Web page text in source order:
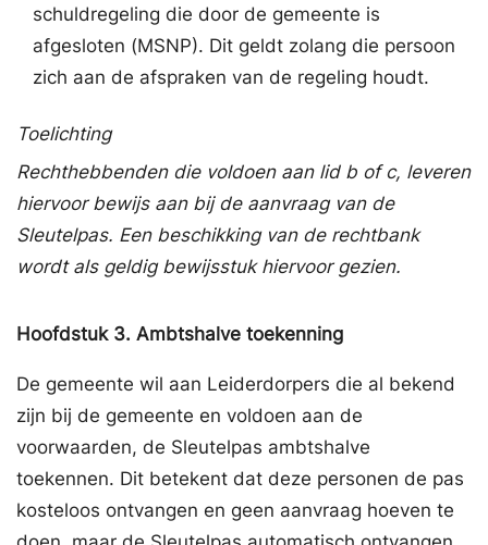
schuldregeling die door de gemeente is
afgesloten (MSNP). Dit geldt zolang die persoon
zich aan de afspraken van de regeling houdt.
Toelichting
Rechthebbenden die voldoen aan lid b of c, leveren
hiervoor bewijs aan bij de aanvraag van de
Sleutelpas. Een beschikking van de rechtbank
wordt als geldig bewijsstuk hiervoor gezien.
Hoofdstuk 3. Ambtshalve toekenning
De gemeente wil aan Leiderdorpers die al bekend
zijn bij de gemeente en voldoen aan de
voorwaarden, de Sleutelpas ambtshalve
toekennen. Dit betekent dat deze personen de pas
kosteloos ontvangen en geen aanvraag hoeven te